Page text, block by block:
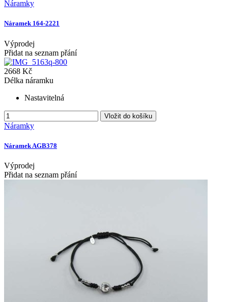
Náramky
Náramek 164-2221
Výprodej
Přidat na seznam přání
2668 Kč
Délka náramku
Nastavitelná
Vložit do košíku
Náramky
Náramek AGB378
Výprodej
Přidat na seznam přání